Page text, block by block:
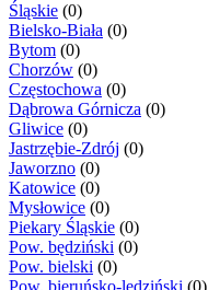
Śląskie (0)
Bielsko-Biała (0)
Bytom (0)
Chorzów (0)
Częstochowa (0)
Dąbrowa Górnicza (0)
Gliwice (0)
Jastrzębie-Zdrój (0)
Jaworzno (0)
Katowice (0)
Mysłowice (0)
Piekary Śląskie (0)
Pow. będziński (0)
Pow. bielski (0)
Pow. bieruńsko-lędziński (0)